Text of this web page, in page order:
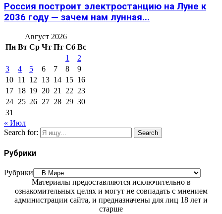
Россия построит электростанцию на Луне к
2036 году — зачем нам лунная...
Август 2026
Пн Вт Ср Чт Пт Сб Вс
1
2
3
4 5 6 7 8
9
10 11 12 13 14 15 16
17 18 19 20 21 22 23
24 25 26 27 28 29 30
31
« Июл
Search for:
Search
Рубрики
Рубрики
Материалы предоставляются исключительно в
ознакомительных целях и могут не совпадать с мнением
администрации сайта, и предназначены для лиц 18 лет и
старше